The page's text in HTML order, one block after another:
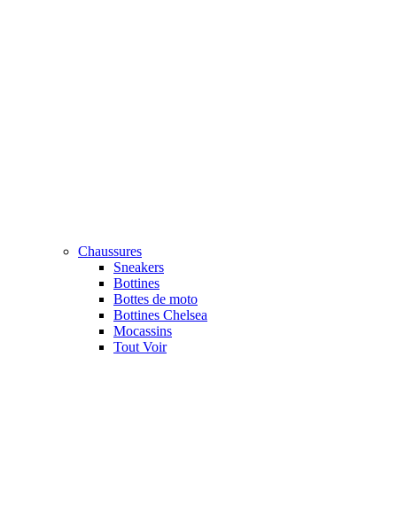
Chaussures
Sneakers
Bottines
Bottes de moto
Bottines Chelsea
Mocassins
Tout Voir